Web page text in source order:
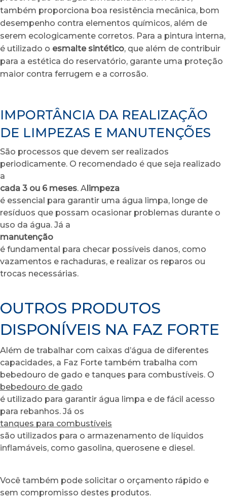
também proporciona boa resistência mecânica, bom
desempenho contra elementos químicos, além de
serem ecologicamente corretos. Para a pintura interna,
é utilizado o esmalte sintético, que além de contribuir
para a estética do reservatório, garante uma proteção
maior contra ferrugem e a corrosão.
IMPORTÂNCIA DA REALIZAÇÃO
DE LIMPEZAS E MANUTENÇÕES
São processos que devem ser realizados
periodicamente. O recomendado é que seja realizado
a
cada 3 ou 6 meses. Alimpeza
é essencial para garantir uma água limpa, longe de
resíduos que possam ocasionar problemas durante o
uso da água. Já a
manutenção
é fundamental para checar possíveis danos, como
vazamentos e rachaduras, e realizar os reparos ou
trocas necessárias.
OUTROS PRODUTOS
DISPONÍVEIS NA FAZ FORTE
Além de trabalhar com caixas d’água de diferentes
capacidades, a Faz Forte também trabalha com
bebedouro de gado e tanques para combustíveis. O
bebedouro de gado
é utilizado para garantir água limpa e de fácil acesso
para rebanhos. Já os
tanques para combustíveis
são utilizados para o armazenamento de líquidos
inflamáveis, como gasolina, querosene e diesel.
Você também pode solicitar o orçamento rápido e
sem compromisso destes produtos.